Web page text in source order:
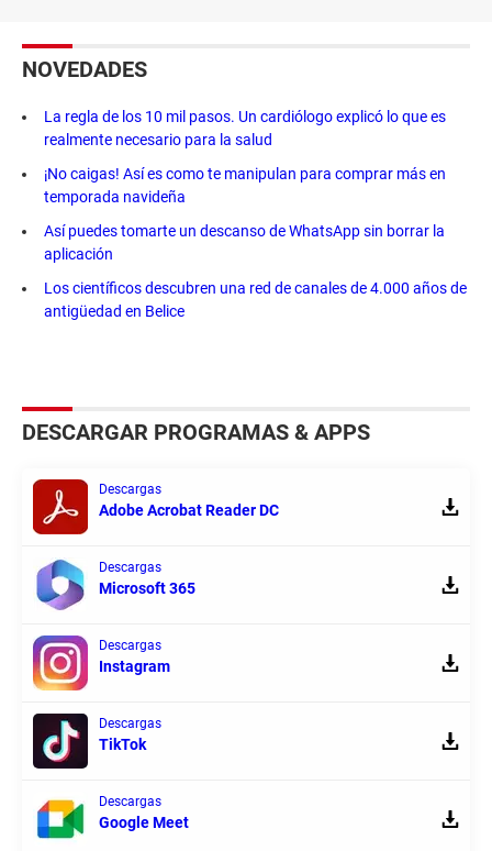
NOVEDADES
La regla de los 10 mil pasos. Un cardiólogo explicó lo que es
realmente necesario para la salud
¡No caigas! Así es como te manipulan para comprar más en
temporada navideña
Así puedes tomarte un descanso de WhatsApp sin borrar la
aplicación
Los científicos descubren una red de canales de 4.000 años de
antigüedad en Belice
DESCARGAR PROGRAMAS & APPS
Descargas
Adobe Acrobat Reader DC
Descargas
Microsoft 365
Descargas
Instagram
Descargas
TikTok
Descargas
Google Meet